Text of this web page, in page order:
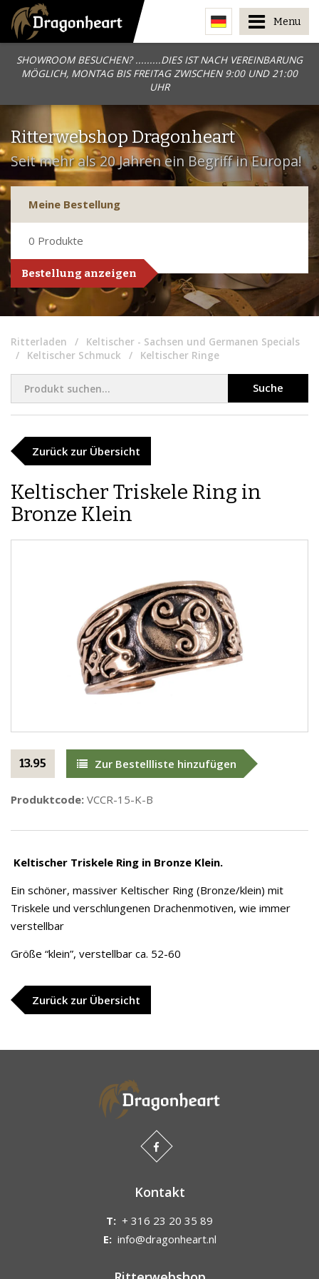
SHOWROOM BESUCHEN? .........DIES IST NACH VEREINBARUNG
MÖGLICH, MONTAG BIS FREITAG ZWISCHEN 9:00 UND 21:00
UHR
Menu
Ritterwebshop Dragonheart
Seit mehr als 20 Jahren ein Begriff in Europa!
Meine Bestellung
0 Produkte
Bestellung anzeigen
Ritterladen
Keltischer - Sachsen und Germanen Specials
Keltischer Schmuck
Keltischer Ringe
Suche
Zurück zur Übersicht
Keltischer Triskele Ring in
Bronze Klein
13.95 Zur Bestellliste hinzufügen
Produktcode: VCCR-15-K-B
Keltischer Triskele Ring in Bronze Klein.
Ein schöner, massiver Keltischer Ring (Bronze/klein) mit
Triskele und verschlungenen Drachenmotiven, wie immer
verstellbar
Größe “klein”, verstellbar ca. 52-60
Zurück zur Übersicht
Kontakt
T: + 316 23 20 35 89
E: info@dragonheart.nl